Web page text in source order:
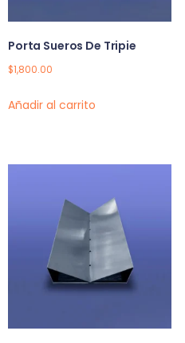
Porta Sueros De Tripie
$1,800.00
Añadir al carrito